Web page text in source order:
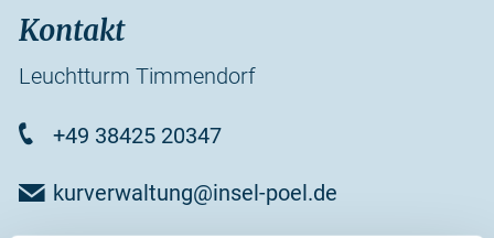
Kontakt
Leuchtturm Timmendorf
+49 38425 20347
kurverwaltung@insel-poel.de